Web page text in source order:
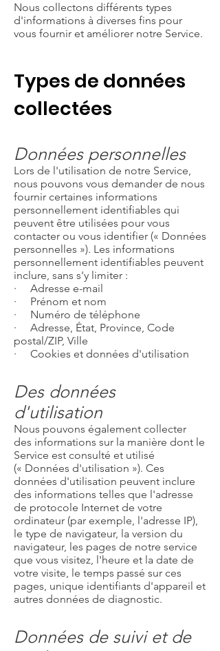
Nous collectons différents types
d'informations à diverses fins pour
vous fournir et améliorer notre Service.
Types de données
collectées
Données personnelles
Lors de l'utilisation de notre Service,
nous pouvons vous demander de nous
fournir certaines informations
personnellement identifiables qui
peuvent être utilisées pour vous
contacter ou vous identifier (« Données
personnelles »). Les informations
personnellement identifiables peuvent
inclure, sans s'y limiter :
· Adresse e-mail
· Prénom et nom
· Numéro de téléphone
· Adresse, État, Province, Code
postal/ZIP, Ville
· Cookies et données d'utilisation
Des données
d'utilisation
Nous pouvons également collecter
des informations sur la manière dont le
Service est consulté et utilisé
(« Données d'utilisation »). Ces
données d'utilisation peuvent inclure
des informations telles que l'adresse
de protocole Internet de votre
ordinateur (par exemple, l'adresse IP),
le type de navigateur, la version du
navigateur, les pages de notre service
que vous visitez, l'heure et la date de
votre visite, le temps passé sur ces
pages, unique identifiants d'appareil et
autres données de diagnostic.
Données de suivi et de